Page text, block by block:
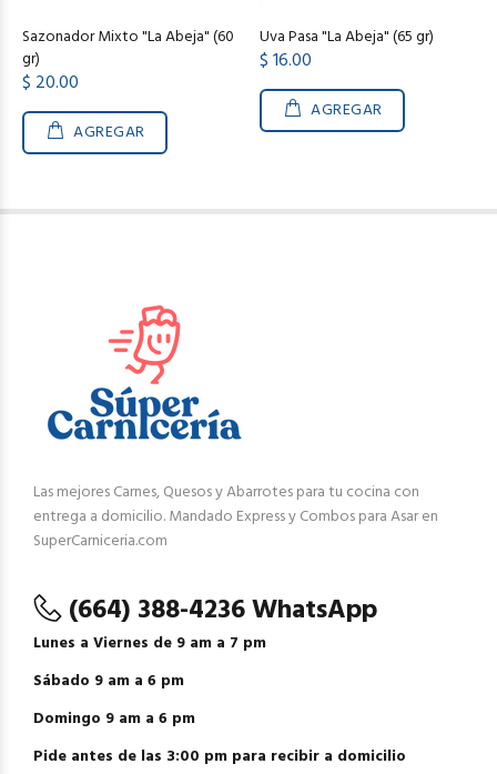
Sazonador Mixto "La Abeja" (60
gr)
$ 20.00
AGREGAR
Uva Pasa "La Abeja" (65 gr)
$ 16.00
AGREGAR
Las mejores Carnes, Quesos y Abarrotes para tu cocina con
entrega a domicilio. Mandado Express y Combos para Asar en
SuperCarniceria.com
(664) 388-4236 WhatsApp
Lunes a Viernes de 9 am a 7 pm
Sábado 9 am a 6 pm
Domingo 9 am a 6 pm
Pide antes de las 3:00 pm para recibir a domicilio